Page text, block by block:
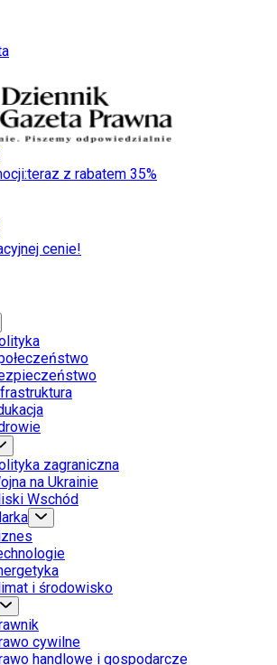
teraz z rabatem 35%
cenie!
zagraniczna
na Ukrainie
Wschód
i środowisko
cywilne
handlowe i gospodarcze